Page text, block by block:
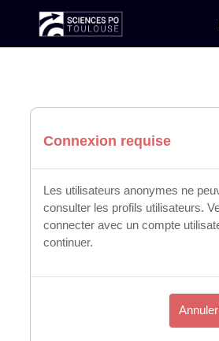
Panneau latéral
Connexion requise
Les utilisateurs anonymes ne
consulter les profils utilisateurs.
connecter avec un compte
continuer.
Annuler